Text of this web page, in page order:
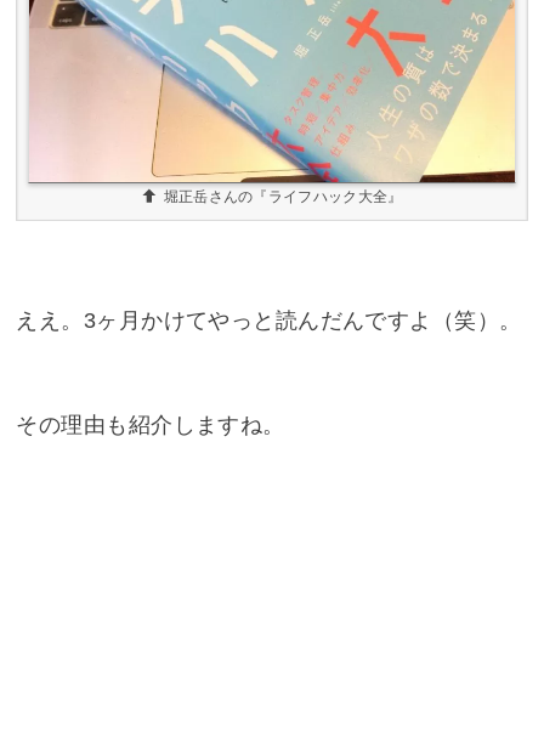
堀正岳さんの『ライフハック大全』
ええ。3ヶ月かけてやっと読んだんですよ（笑）。
その理由も紹介しますね。